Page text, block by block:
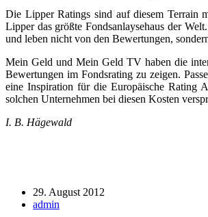
Die Lipper Ratings sind auf diesem Terrain
Lipper das größte Fondsanlaysehaus der
und leben nicht von den Bewertungen,
Mein Geld und Mein Geld TV haben die
Bewertungen im Fondsrating zu zeigen.
eine Inspiration für die Europäische Rating
solchen Unternehmen bei diesen Kosten
I. B. Hägewald
29. August 2012
admin